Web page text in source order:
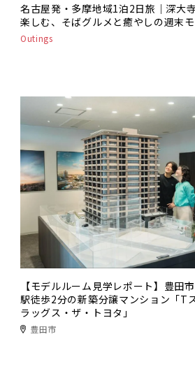
名古屋発・多摩地域1泊2日旅｜深大
楽しむ、そばグルメと癒やしの週末
Outings
【モデルルーム見学レポート】豊田
駅徒歩2分の新築分譲マンション「T
ラッグス・ザ・トヨタ」
豊田市